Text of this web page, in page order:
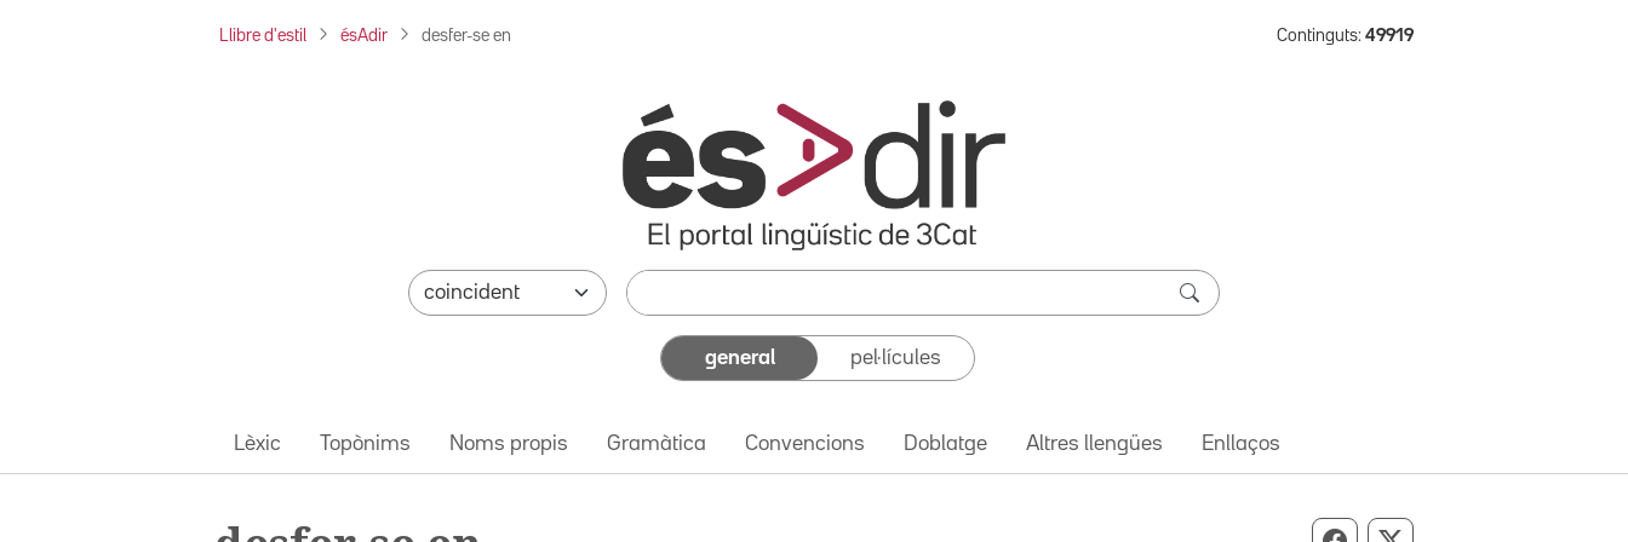
Llibre d'estil ésAdir desfer-se en Continguts: 49919
general pel·lícules
Lèxic Topònims Noms propis Gramàtica Convencions Doblatge Altres llengües Enllaços